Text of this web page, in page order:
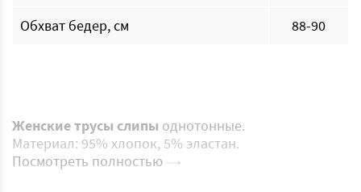
Обхват бедер, см 88-90
Женскиетрусы слипы однотонные.
Материал: 95% хлопок, 5% эластан.
Посмотреть полностью